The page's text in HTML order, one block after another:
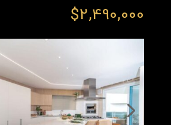
$2,490,000